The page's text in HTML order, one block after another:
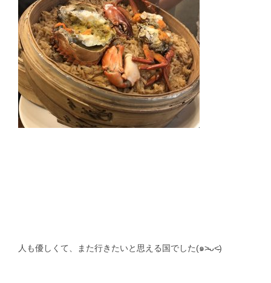
人も優しくて、また行きたいと思える国でした(๑˃̵ᴗ˂̵)